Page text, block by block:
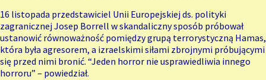
16 listopada przedstawiciel Unii Europejskiej ds. polityki
zagranicznej Josep Borrell w skandaliczny sposób próbował
ustanowić równoważność pomiędzy grupą terrorystyczną Hamas,
która była agresorem, a izraelskimi siłami zbrojnymi próbującymi
się przed nimi bronić. “Jeden horror nie usprawiedliwia innego
horroru” – powiedział.